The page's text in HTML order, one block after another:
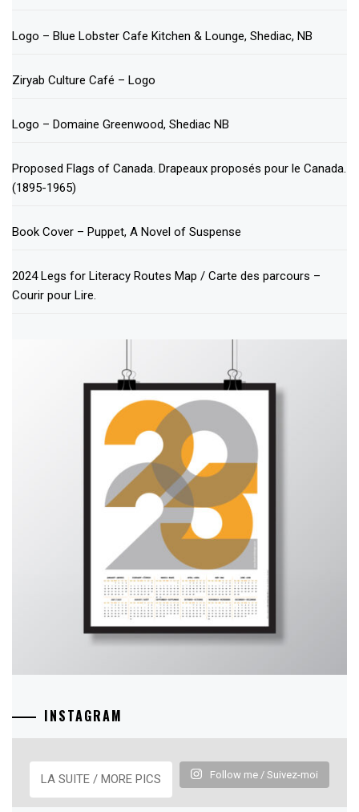
Logo – Blue Lobster Cafe Kitchen & Lounge, Shediac, NB
Ziryab Culture Café – Logo
Logo – Domaine Greenwood, Shediac NB
Proposed Flags of Canada. Drapeaux proposés pour le Canada.
(1895-1965)
Book Cover – Puppet, A Novel of Suspense
2024 Legs for Literacy Routes Map / Carte des parcours –
Courir pour Lire.
INSTAGRAM
LA SUITE / MORE PICS Follow me / Suivez-moi